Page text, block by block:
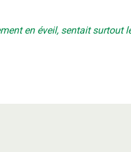
en éveil, sentait surtout